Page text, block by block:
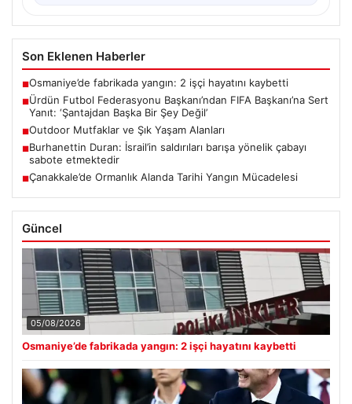
Son Eklenen Haberler
■Osmaniye’de fabrikada yangın: 2 işçi hayatını kaybetti
■Ürdün Futbol Federasyonu Başkanı’ndan FIFA Başkanı’na Sert
Yanıt: ‘Şantajdan Başka Bir Şey Değil’
■Outdoor Mutfaklar ve Şık Yaşam Alanları
■Burhanettin Duran: İsrail’in saldırıları barışa yönelik çabayı
sabote etmektedir
■Çanakkale’de Ormanlık Alanda Tarihi Yangın Mücadelesi
Güncel
05/08/2026
Osmaniye’de fabrikada yangın: 2 işçi hayatını kaybetti